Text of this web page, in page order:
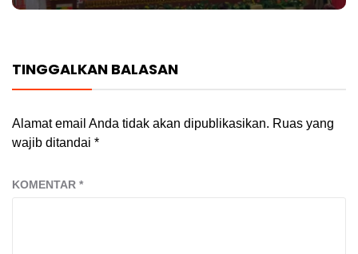
TINGGALKAN BALASAN
Alamat email Anda tidak akan dipublikasikan. Ruas yang
wajib ditandai *
KOMENTAR *